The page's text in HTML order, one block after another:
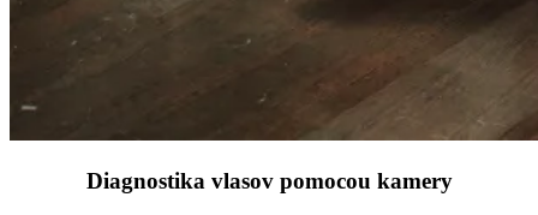
Diagnostika vlasov pomocou kamery